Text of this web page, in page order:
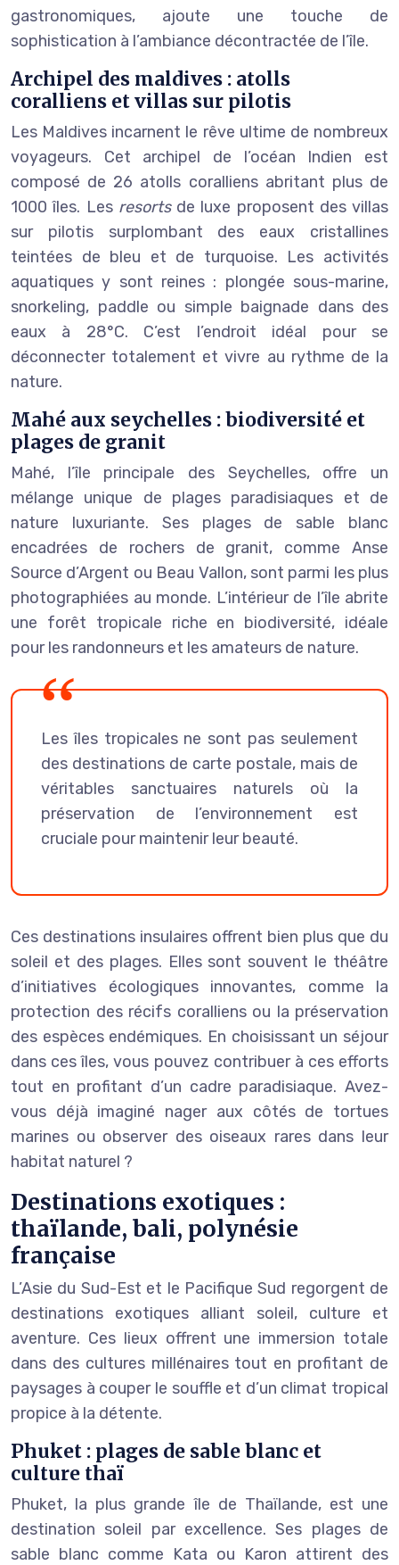
gastronomiques, ajoute une touche de
sophistication à l’ambiance décontractée de l’île.
Archipel des maldives : atolls
coralliens et villas sur pilotis
Les Maldives incarnent le rêve ultime de nombreux
voyageurs. Cet archipel de l’océan Indien est
composé de 26 atolls coralliens abritant plus de
1000 îles. Les resorts de luxe proposent des villas
sur pilotis surplombant des eaux cristallines
teintées de bleu et de turquoise. Les activités
aquatiques y sont reines : plongée sous-marine,
snorkeling, paddle ou simple baignade dans des
eaux à 28°C. C’est l’endroit idéal pour se
déconnecter totalement et vivre au rythme de la
nature.
Mahé aux seychelles : biodiversité et
plages de granit
Mahé, l’île principale des Seychelles, offre un
mélange unique de plages paradisiaques et de
nature luxuriante. Ses plages de sable blanc
encadrées de rochers de granit, comme Anse
Source d’Argent ou Beau Vallon, sont parmi les plus
photographiées au monde. L’intérieur de l’île abrite
une forêt tropicale riche en biodiversité, idéale
pour les randonneurs et les amateurs de nature.
Les îles tropicales ne sont pas seulement
des destinations de carte postale, mais de
véritables sanctuaires naturels où la
préservation de l’environnement est
cruciale pour maintenir leur beauté.
Ces destinations insulaires offrent bien plus que du
soleil et des plages. Elles sont souvent le théâtre
d’initiatives écologiques innovantes, comme la
protection des récifs coralliens ou la préservation
des espèces endémiques. En choisissant un séjour
dans ces îles, vous pouvez contribuer à ces efforts
tout en profitant d’un cadre paradisiaque. Avez-
vous déjà imaginé nager aux côtés de tortues
marines ou observer des oiseaux rares dans leur
habitat naturel ?
Destinations exotiques :
thaïlande, bali, polynésie
française
L’Asie du Sud-Est et le Pacifique Sud regorgent de
destinations exotiques alliant soleil, culture et
aventure. Ces lieux offrent une immersion totale
dans des cultures millénaires tout en profitant de
paysages à couper le souffle et d’un climat tropical
propice à la détente.
Phuket : plages de sable blanc et
culture thaï
Phuket, la plus grande île de Thaïlande, est une
destination soleil par excellence. Ses plages de
sable blanc comme Kata ou Karon attirent des